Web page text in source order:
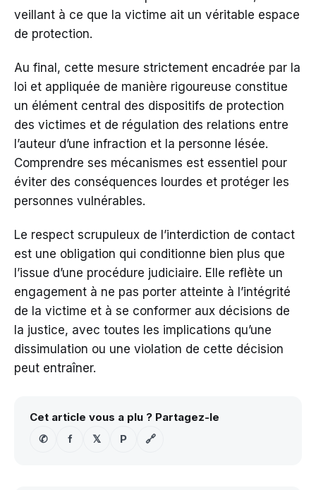
veillant à ce que la victime ait un véritable espace
de protection.
Au final, cette mesure strictement encadrée par la
loi et appliquée de manière rigoureuse constitue
un élément central des dispositifs de protection
des victimes et de régulation des relations entre
l’auteur d’une infraction et la personne lésée.
Comprendre ses mécanismes est essentiel pour
éviter des conséquences lourdes et protéger les
personnes vulnérables.
Le respect scrupuleux de l’interdiction de contact
est une obligation qui conditionne bien plus que
l’issue d’une procédure judiciaire. Elle reflète un
engagement à ne pas porter atteinte à l’intégrité
de la victime et à se conformer aux décisions de
la justice, avec toutes les implications qu’une
dissimulation ou une violation de cette décision
peut entraîner.
Cet article vous a plu ? Partagez-le
✆
f 𝕏 P 🔗